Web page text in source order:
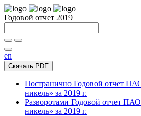
Годовой отчет 2019
en
Скачать PDF
Постранично Годовой отчет
никель» за 2019 г.
Разворотами Годовой отчет
никель» за 2019 г.